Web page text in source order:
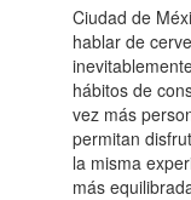
Ciudad de
hablar de
hábitos de
vez más
permitan
la misma
más